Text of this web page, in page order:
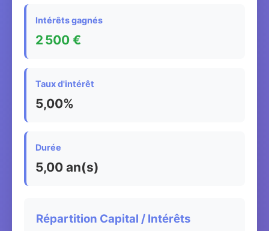
Intérêts gagnés
2 500 €
Taux d'intérêt
5,00%
Durée
5,00 an(s)
Répartition Capital / Intérêts